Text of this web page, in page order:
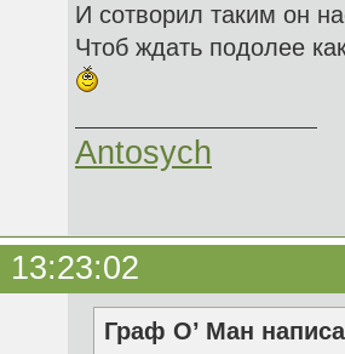
И сотворил таким он
Чтоб ждать подолее
Antosych
13:23:02
Граф О’ Ман